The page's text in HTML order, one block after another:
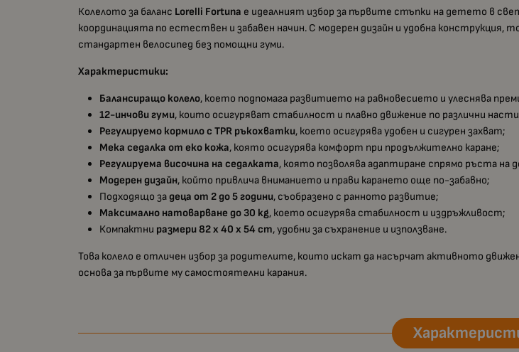
Колелото за баланс Lorelli Fortuna е идеалният избор за първите стъпки на детето в
координацията по естествен и забавен начин. С модерен дизайн и удобна конструкция,
стандартен велосипед без помощни гуми.
Характеристики:
Балансиращо колело, което подпомага развитието на равновесието и улеснява
12-инчови гуми, които осигуряват стабилност и плавно движение по различни
Регулируемо кормило с TPR ръкохватки, което осигурява удобен и сигурен захват;
Мека седалка от еко кожа, която осигурява комфорт при продължително каране;
Регулируема височина на седалката, която позволява адаптиране спрямо ръста на
Модерен дизайн, който привлича вниманието и прави карането още по-забавно;
Подходящо задеца от 2 до 5 години, съобразено с ранното развитие;
Максимално натоварване до 30 kg, което осигурява стабилност и издръжливост;
Компактни размери 82 x 40 x 54 cm, удобни за съхранение и използване.
Това колело е отличен избор за родителите, които искат да насърчат активното
основа за първите му самостоятелни карания.